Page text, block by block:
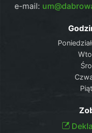
e-mail: